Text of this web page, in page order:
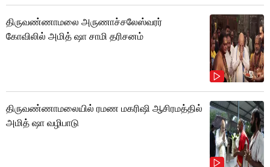
திருவண்ணாமலை அருணாச்சலேஸ்வரர்
கோவிலில் அமித் ஷா சாமி தரிசனம்
திருவண்ணாமலையில் ரமண மகரிஷி ஆசிரமத்தில்
அமித் ஷா வழிபாடு